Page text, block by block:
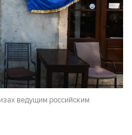
ведущим российским